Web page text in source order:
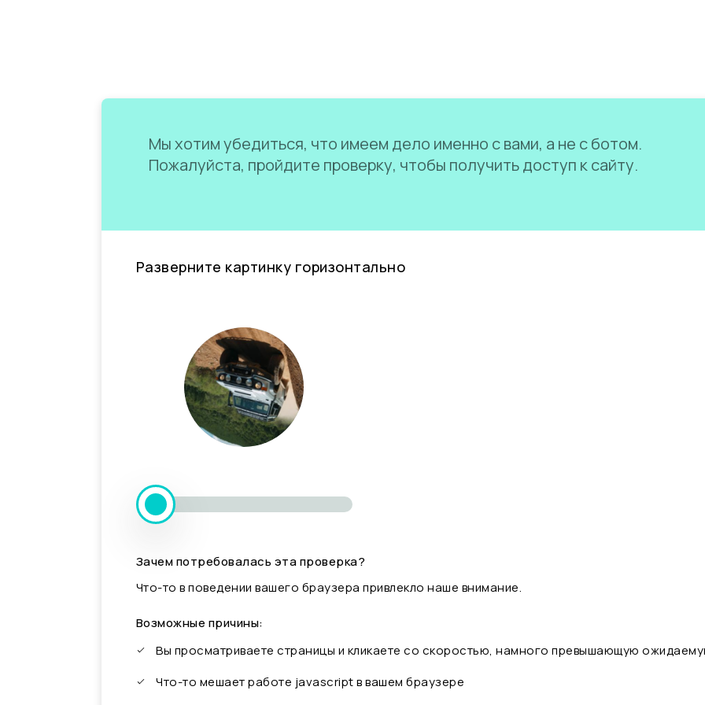
Мы хотим убедиться, что имеем дело именно с вами, а не с ботом.
Пожалуйста, пройдите проверку, чтобы получить доступ к сайту.
Разверните картинку горизонтально
Зачем потребовалась эта проверка?
Что-то в поведении вашего браузера привлекло наше внимание.
Возможные причины:
Вы просматриваете страницы и кликаете со скоростью, намного превышающую
Что-то мешает работе javascript в вашем браузере